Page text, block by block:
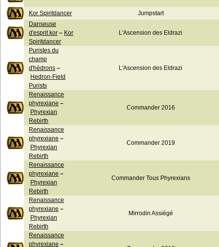
Kor Spiritdancer
Jumpstart
Danseuse
d'esprit kor – Kor
Spiritdancer
L'Ascension des Eldrazi
Puristes du
champ
d'hèdrons –
Hedron-Field
Purists
L'Ascension des Eldrazi
Renaissance
phyrexiane –
Phyrexian
Rebirth
Commander 2016
Renaissance
phyrexiane –
Phyrexian
Rebirth
Commander 2019
Renaissance
phyrexiane –
Phyrexian
Rebirth
Commander Tous Phyrexians
Renaissance
phyrexiane –
Phyrexian
Rebirth
Mirrodin Assiégé
Renaissance
phyrexiane –